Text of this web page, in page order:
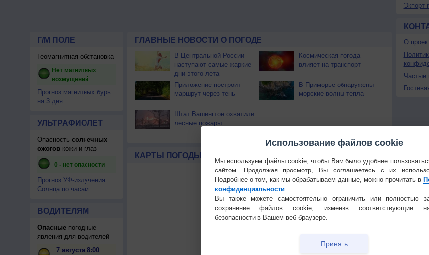
Г/М ПОЛЕ
Геомагнитная обстановка
Нет магнитных
возмущений
Прогноз магнитных бурь
на 3 дня
УЛЬТРАФИОЛЕТ
Опасность солнечных
ожоговкожи и глаз
0 - нет опасности
Прогноз УФ-излучения
Солнца по часам
ВОДИТЕЛЯМ
Опасныепогодные
явления для водителей
7 августа 8:00
ГЛАВНЫЕ НОВОСТИ О ПОГОДЕ
В Центральной России
наступают самые жаркие
дни этого лета
Космическая погода
влияет на транспорт
Приложение построит
маршрут через тень
В Приморье обнаружены
морские волны тепла
Штат Вашингтон охватили
лесные пожары
КАРТЫ ПОГОДЫ
Экпорт
О
Частые
Использование файлов cookie
Мы используем файлы cookie, чтобы Вам было удобнее
сайтом. Продолжая просмотр, Вы соглашаетесь с их
Подробнее о том, как мы обрабатываем данные, можно прочитать в
конфиденциальности
Вы также можете самостоятельно ограничить или полностью
сохранение файлов cookie, изменив соответствующие
безопасности в Вашем веб-браузере.
Принять